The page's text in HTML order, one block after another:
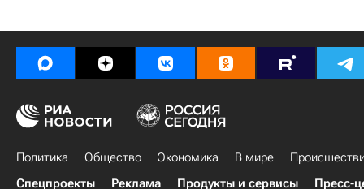
Политика Общество Экономика В мире
Спецпроекты
Реклама Продукты и сервисы Пресс-